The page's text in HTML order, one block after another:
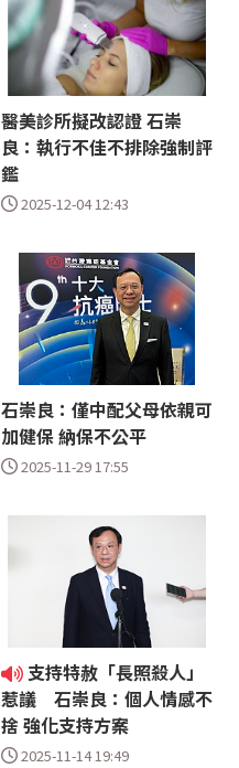
醫美診所擬改認證 石崇
良：執行不佳不排除強制評
鑑
2025-12-04 12:43
石崇良：僅中配父母依親可
加健保 納保不公平
2025-11-29 17:55
支持特赦「長照殺人」
惹議 石崇良：個人情感不
捨 強化支持方案
2025-11-14 19:49